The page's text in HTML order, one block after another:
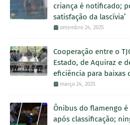
criança é notificado;
satisfação da lascívia’
setembro 24, 2025
Cooperação entre o
Estado, de Aquiraz e
eficiência para baixas
março 24, 2025
Ônibus do flamengo é
após classificação;